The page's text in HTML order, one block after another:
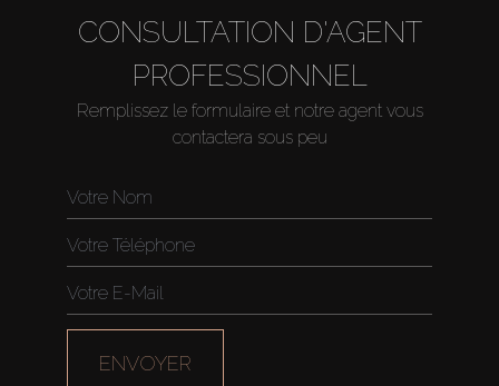
Acheter
Louer
CONSULTATION D'AGENT
PROFESSIONNEL
Remplissez le formulaire et notre agent vous
contactera sous peu
ENVOYER